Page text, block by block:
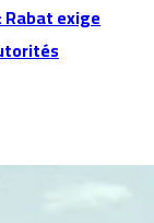
Rabat exige